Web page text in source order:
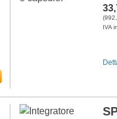
IVA